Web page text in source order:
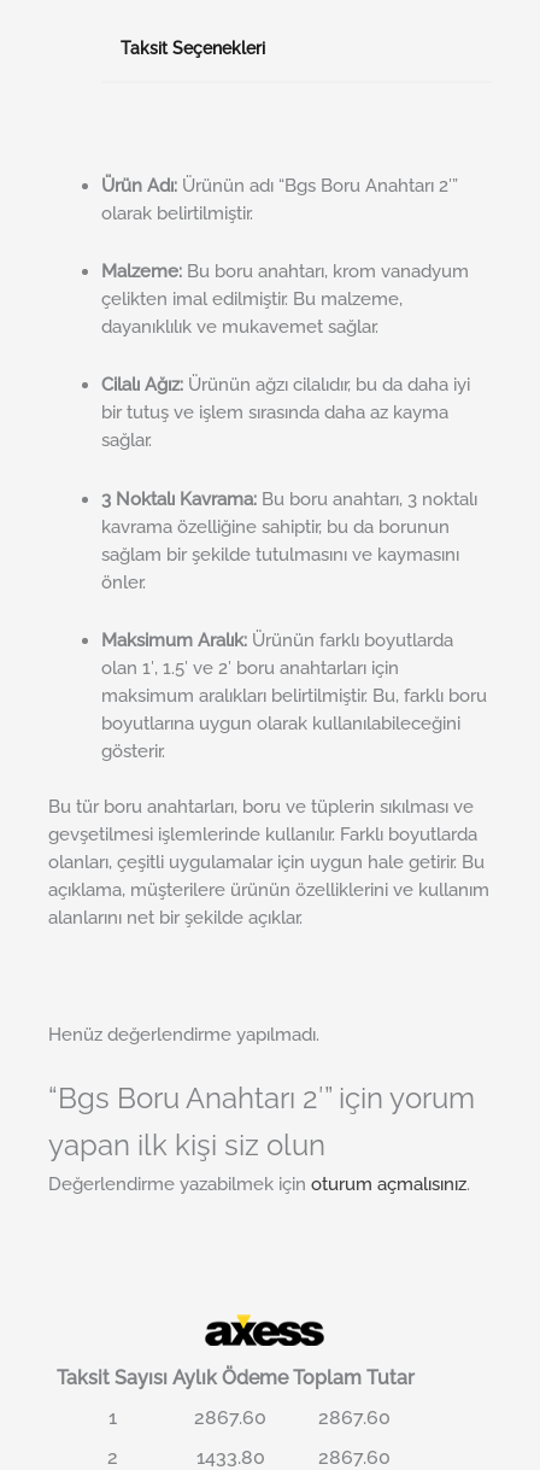
Taksit Seçenekleri
Ürün Adı:Ürünün adı “Bgs Boru Anahtarı 2′”
olarak belirtilmiştir.
Malzeme:Bu boru anahtarı, krom vanadyum
çelikten imal edilmiştir. Bu malzeme,
dayanıklılık ve mukavemet sağlar.
Cilalı Ağız:Ürünün ağzı cilalıdır, bu da daha iyi
bir tutuş ve işlem sırasında daha az kayma
sağlar.
3 Noktalı Kavrama:Bu boru anahtarı, 3 noktalı
kavrama özelliğine sahiptir, bu da borunun
sağlam bir şekilde tutulmasını ve kaymasını
önler.
Maksimum Aralık:Ürünün farklı boyutlarda
olan 1′, 1.5′ ve 2′ boru anahtarları için
maksimum aralıkları belirtilmiştir. Bu, farklı boru
boyutlarına uygun olarak kullanılabileceğini
gösterir.
Bu tür boru anahtarları, boru ve tüplerin sıkılması ve
gevşetilmesi işlemlerinde kullanılır. Farklı boyutlarda
olanları, çeşitli uygulamalar için uygun hale getirir. Bu
açıklama, müşterilere ürünün özelliklerini ve kullanım
alanlarını net bir şekilde açıklar.
Henüz değerlendirme yapılmadı.
“Bgs Boru Anahtarı 2′” için yorum
yapan ilk kişi siz olun
Değerlendirme yazabilmek için oturum açmalısınız.
Taksit Sayısı Aylık Ödeme Toplam Tutar
1
2867.60
2867.60
2
1433.80 2867.60